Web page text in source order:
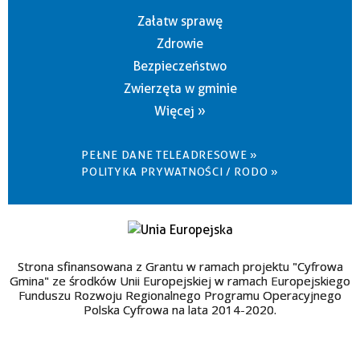
Załatw sprawę
Zdrowie
Bezpieczeństwo
Zwierzęta w gminie
Więcej »
PEŁNE DANE TELEADRESOWE »
POLITYKA PRYWATNOŚCI / RODO »
Strona sfinansowana z Grantu w ramach projektu "Cyfrowa
Gmina" ze środków Unii Europejskiej w ramach Europejskiego
Funduszu Rozwoju Regionalnego Programu Operacyjnego
Polska Cyfrowa na lata 2014-2020.